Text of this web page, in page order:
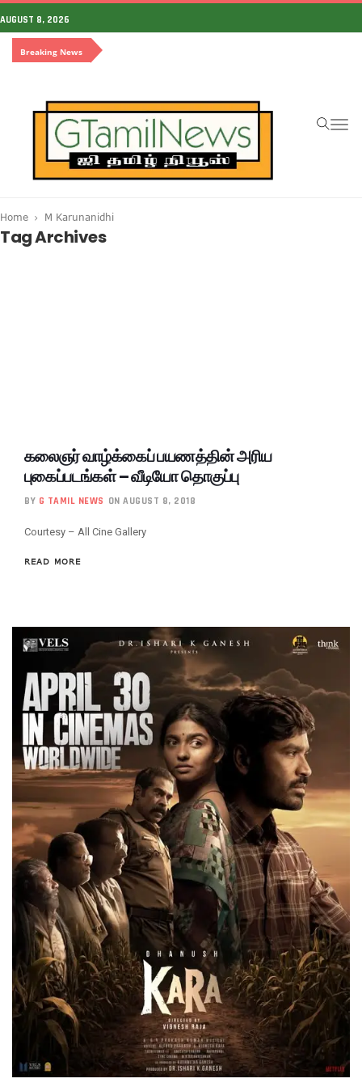
AUGUST 8, 2026
Breaking News
Home M Karunanidhi
Tag Archives
கலைஞர் வாழ்க்கைப் பயணத்தின் அரிய
புகைப்படங்கள் – வீடியோ தொகுப்பு
BY G TAMIL NEWS ON AUGUST 8, 2018
Courtesy – All Cine Gallery
READ MORE